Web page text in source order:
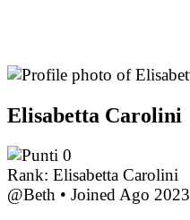
Elisabetta Carolini
0
Rank: Elisabetta Carolini
@Beth • Joined Ago 2023